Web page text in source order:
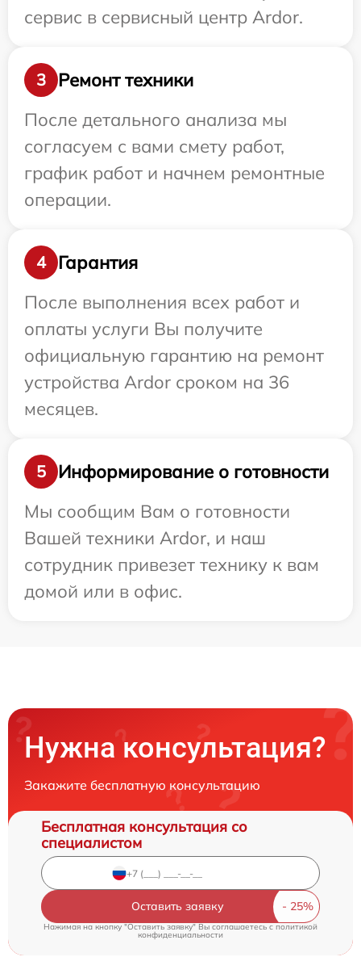
сервис в сервисный центр Ardor.
3
Ремонт техники
После детального анализа мы
согласуем с вами смету работ,
график работ и начнем ремонтные
операции.
4
Гарантия
После выполнения всех работ и
оплаты услуги Вы получите
официальную гарантию на ремонт
устройства Ardor сроком на 36
месяцев.
5
Информирование о готовности
Мы сообщим Вам о готовности
Вашей техники Ardor, и наш
сотрудник привезет технику к вам
домой или в офис.
Нужна консультация?
Закажите бесплатную консультацию
Бесплатная консультация со
специалистом
Оставить заявку
Нажимая на кнопку "Оставить заявку" Вы соглашаетесь c политикой
конфиденциальности